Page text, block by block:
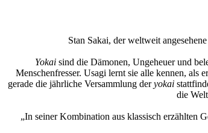
Stan Sakai, der weltweit
Yokaisind die Dämonen, Ungeheuer und
Menschenfresser. Usagi lernt sie alle kennen,
gerade die jährliche Versammlung deryokai
die
„In seiner Kombination aus klassisch erzählten